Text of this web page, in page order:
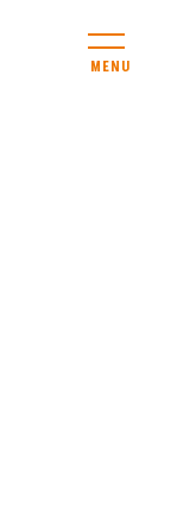
MENU